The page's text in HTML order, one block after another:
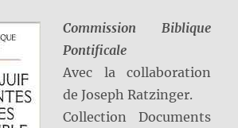
Commission Biblique
Pontificale
Avec la collaboration
de Joseph Ratzinger.
Collection Documents